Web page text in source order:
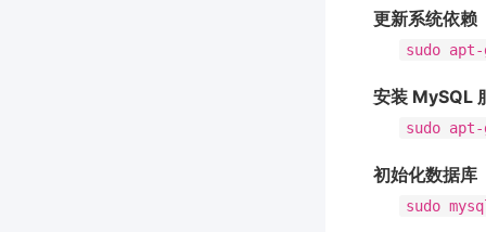
更新系统依赖
sudo
安装 MySQL
sudo
初始化数据库
sudo